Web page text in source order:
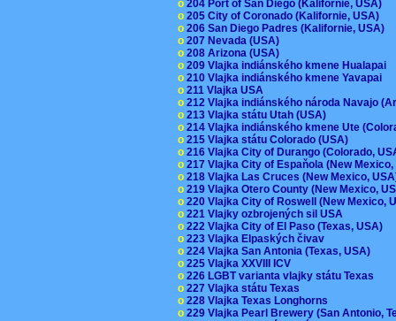
o 204 Port of San Diego (Kalifornie, USA)
o 205 City of Coronado (Kalifornie, USA)
o 206 San Diego Padres (Kalifornie, USA)
o 207 Nevada (USA)
o 208 Arizona (USA)
o 209 Vlajka indiánského kmene Hualapai
o 210 Vlajka indiánského kmene Yavapai
o 211 Vlajka USA
o 212 Vlajka indiánského národa Navajo
o 213 Vlajka státu Utah (USA)
o 214 Vlajka indiánského kmene Ute
o 215 Vlajka státu Colorado (USA)
o 216 Vlajka City of Durango (Colorado,
o 217 Vlajka City of Espaňola (New
o 218 Vlajka Las Cruces (New Mexico,
o 219 Vlajka Otero County (New Mexico,
o 220 Vlajka City of Roswell (New Mexico,
o 221 Vlajky ozbrojených sil USA
o 222 Vlajka City of El Paso (Texas, USA)
o 223 Vlajka Elpaských čivav
o 224 Vlajka San Antonia (Texas, USA)
o 225 Vlajka XXVIII ICV
o 226 LGBT varianta vlajky státu Texas
o 227 Vlajka státu Texas
o 228 Vlajka Texas Longhorns
o 229 Vlajka Pearl Brewery (San Antonio,